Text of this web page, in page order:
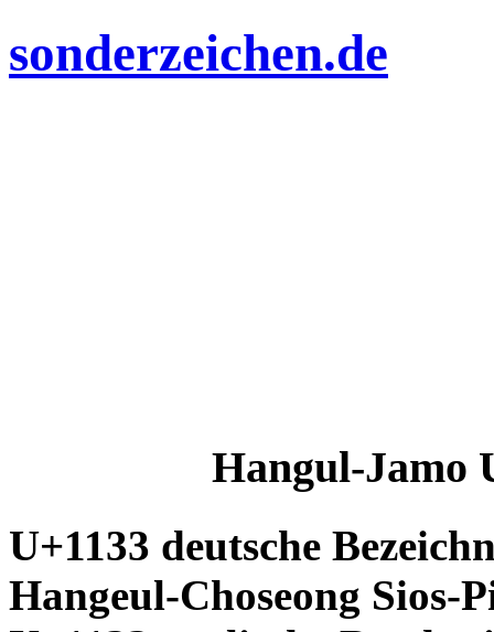
sonderzeichen.de
Hangul-Jamo
U+1133 deutsche
Hangeul-Choseong Sios-